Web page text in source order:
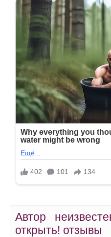
Автор
открыть! отзывы